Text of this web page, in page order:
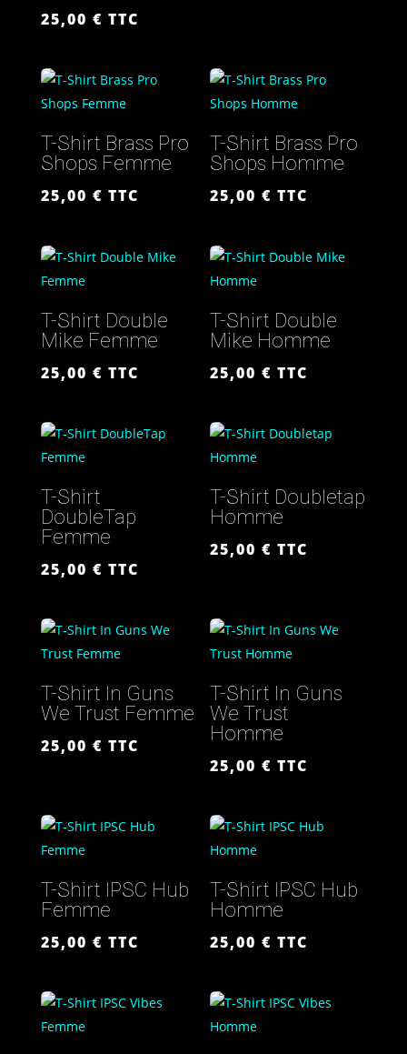
25,00 € TTC
T-Shirt Brass Pro
Shops Femme
25,00 € TTC
T-Shirt Brass Pro
Shops Homme
25,00€ TTC
T-Shirt Double
Mike Femme
25,00 € TTC
T-Shirt Double
Mike Homme
25,00€ TTC
T-Shirt
DoubleTap
Femme
25,00 € TTC
T-Shirt Doubletap
Homme
25,00€ TTC
T-Shirt In Guns
We Trust Femme
25,00 € TTC
T-Shirt In Guns
We Trust
Homme
25,00€ TTC
T-Shirt IPSC Hub
Femme
25,00 € TTC
T-Shirt IPSC Hub
Homme
25,00€ TTC